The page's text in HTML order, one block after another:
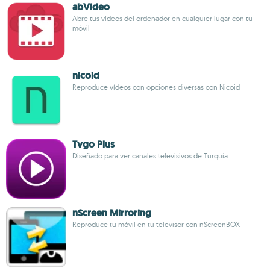
abVideo
Abre tus vídeos del ordenador en cualquier lugar con tu
móvil
nicoid
Reproduce vídeos con opciones diversas con Nicoid
Tvgo Plus
Diseñado para ver canales televisivos de Turquía
nScreen Mirroring
Reproduce tu móvil en tu televisor con nScreenBOX